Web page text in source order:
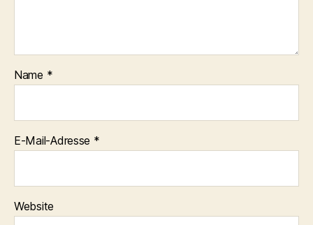
Name *
E-Mail-Adresse *
Website